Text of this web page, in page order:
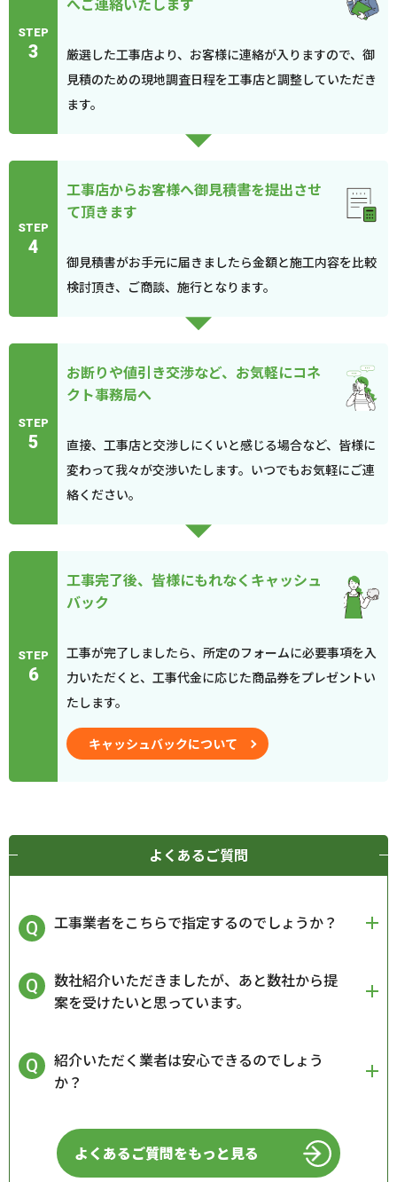
STEP
3
厳選した工事店より、お客様に連絡が入りますので、御
見積のための現地調査日程を工事店と調整していただき
ます。
STEP
4
工事店からお客様へ御見積書を提出させ
て頂きます
御見積書がお手元に届きましたら金額と施工内容を比較
検討頂き、ご商談、施行となります。
STEP
5
お断りや値引き交渉など、お気軽にコネ
クト事務局へ
直接、工事店と交渉しにくいと感じる場合など、皆様に
変わって我々が交渉いたします。いつでもお気軽にご連
絡ください。
STEP
6
工事完了後、皆様にもれなくキャッシュ
バック
工事が完了しましたら、所定のフォームに必要事項を入
力いただくと、工事代金に応じた商品券をプレゼントい
たします。
キャッシュバックについて
よくあるご質問
工事業者をこちらで指定するのでしょうか？
数社紹介いただきましたが、あと数社から提
案を受けたいと思っています。
紹介いただく業者は安心できるのでしょう
か？
よくあるご質問をもっと見る